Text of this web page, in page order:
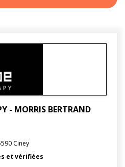
- MORRIS BERTRAND
Ciney
et vérifiées